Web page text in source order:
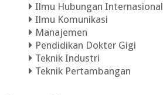
Ilmu Hubungan Internasional
Ilmu Komunikasi
Manajemen
Pendidikan Dokter Gigi
Teknik Industri
Teknik Pertambangan